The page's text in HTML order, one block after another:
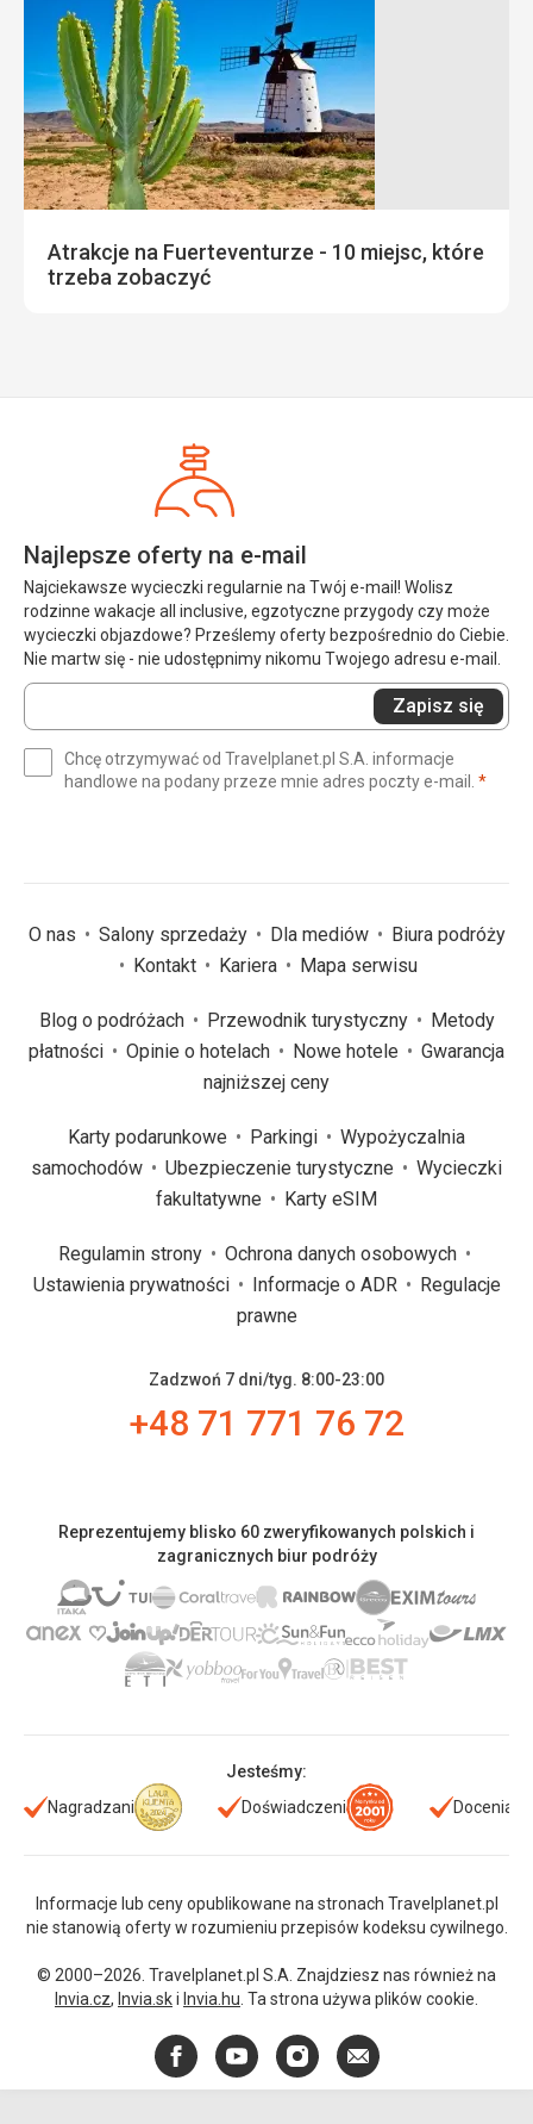
Atrakcje na Fuerteventurze - 10 miejsc, które
trzeba zobaczyć
Najlepsze oferty na e-mail
Najciekawsze wycieczki regularnie na Twój e-mail! Wolisz
rodzinne wakacje all inclusive, egzotyczne przygody czy może
wycieczki objazdowe? Prześlemy oferty bezpośrednio do Ciebie.
Nie martw się - nie udostępnimy nikomu Twojego adresu e-mail.
Wprowadź
swój
(wymagane)
Zapisz się
Chcę otrzymywać od Travelplanet.pl S.A. informacje
handlowe na podany przeze mnie adres poczty e-mail. *
O nas Salony sprzedaży Dla mediów
Biura podróży
Kontakt
Kariera Mapa serwisu
Blog o podróżach Przewodnik turystyczny
Metody
płatności
Opinie o hotelach Nowe hotele
Gwarancja
najniższej ceny
Karty podarunkowe Parkingi
Wypożyczalnia
samochodów
Ubezpieczenie turystyczne
Wycieczki
fakultatywne
Karty eSIM
Regulamin strony
Ochrona danych osobowych
Ustawienia prywatności
Informacje o ADR
Regulacje
prawne
Zadzwoń 7 dni/tyg. 8:00-23:00
+48 71 771 76 72
Reprezentujemy blisko 60 zweryfikowanych polskich i
zagranicznych biur podróży
Jesteśmy:
Nagradzani
Doświadczeni Doceniani
Informacje lub ceny opublikowane na stronach Travelplanet.pl
nie stanowią oferty w rozumieniu przepisów kodeksu cywilnego.
© 2000–2026. Travelplanet.pl S.A. Znajdziesz nas również na
Invia.cz, Invia.ski Invia.hu . Ta strona używa plików cookie.
FacebookYouTubeInstagram
E-
mail